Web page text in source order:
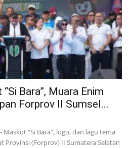
Bara”, Muara Enim
Forprov II Sumsel...
Maskot "Si Bara", logo, dan lagu tema
Provinsi (Forprov) II Sumatera Selatan